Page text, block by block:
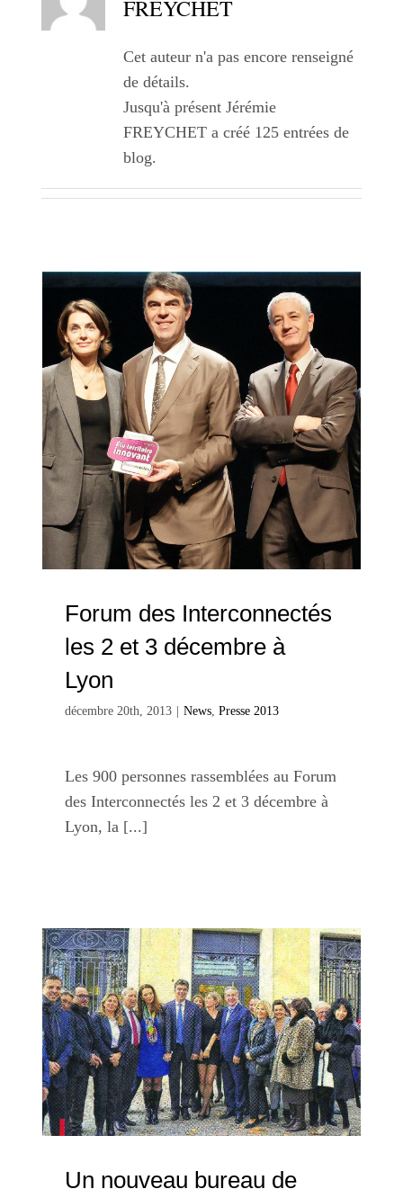
FREYCHET
Cet auteur n'a pas encore renseigné
de détails.
Jusqu'à présent Jérémie
FREYCHET a créé 125 entrées de
blog.
Forum des Interconnectés
les 2 et 3 décembre à
Lyon
décembre 20th, 2013 News, Presse 2013
Les 900 personnes rassemblées au Forum
des Interconnectés les 2 et 3 décembre à
Lyon, la [...]
Un nouveau bureau de